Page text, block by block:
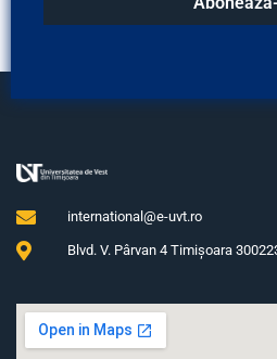
international@e-uvt.ro
Blvd. V. Pârvan 4 Timişoara